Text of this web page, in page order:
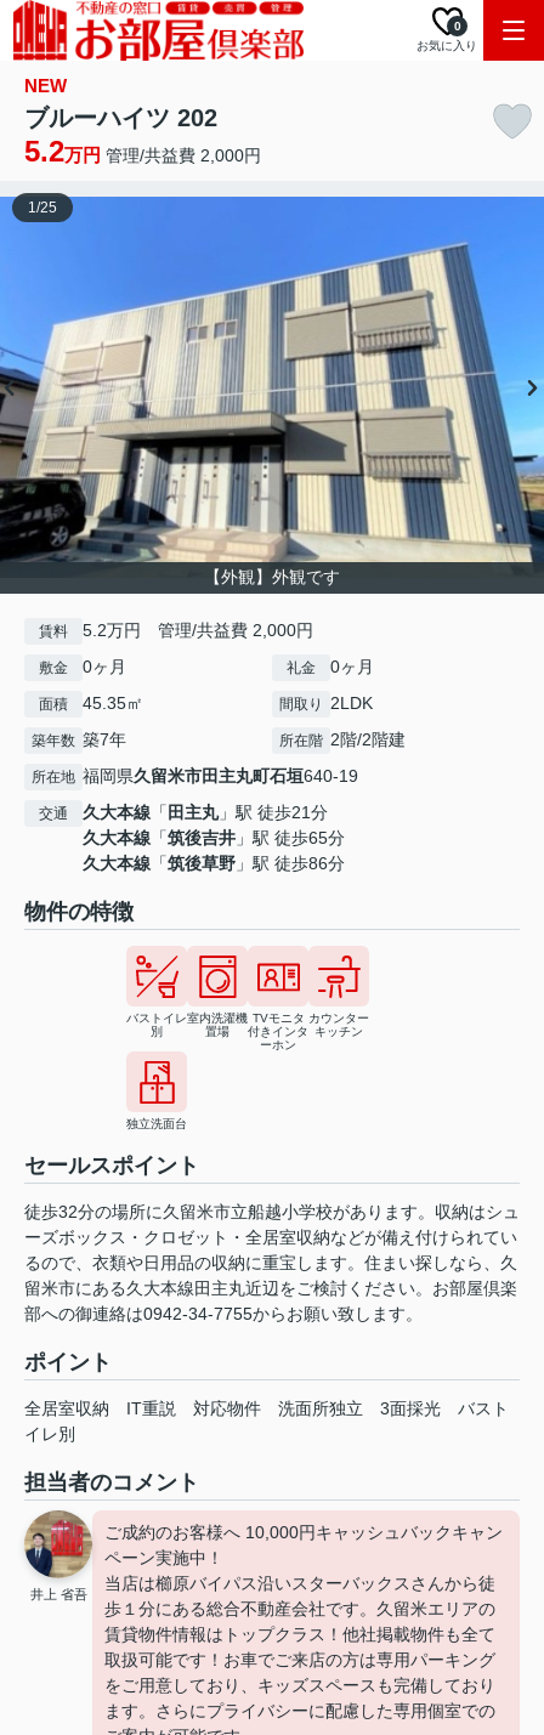
お気に入り
0
NEW
ブルーハイツ 202
5.2万円 管理/共益費 2,000円
【外観】外観です
1/25
賃料 5.2万円 管理/共益費 2,000円
敷金 0ヶ月 礼金 0ヶ月
面積 45.35㎡ 間取り 2LDK
築年数 築7年 所在階 2階/2階建
所在地 福岡県久留米市田主丸町石垣640-19
交通 久大本線 「 田主丸」駅 徒歩21分
久大本線 「筑後吉井 」駅 徒歩65分
久大本線 「筑後草野 」駅 徒歩86分
物件の特徴
バストイレ
別
室内洗濯機
置場
TVモニタ
付きインタ
ーホン
カウンター
キッチン
独立洗面台
セールスポイント
徒歩32分の場所に久留米市立船越小学校があります。収納はシュ
ーズボックス・クロゼット・全居室収納などが備え付けられてい
るので、衣類や日用品の収納に重宝します。住まい探しなら、久
留米市にある久大本線田主丸近辺をご検討ください。お部屋倶楽
部への御連絡は0942-34-7755からお願い致します。
ポイント
全居室収納 IT重説 対応物件 洗面所独立 3面採光
バスト
イレ別
担当者のコメント
井上 省吾
ご成約のお客様へ 10,000円キャッシュバックキャン
ペーン実施中！
当店は櫛原バイパス沿いスターバックスさんから徒
歩１分にある総合不動産会社です。久留米エリアの
賃貸物件情報はトップクラス！他社掲載物件も全て
取扱可能です！お車でご来店の方は専用パーキング
をご用意しており、キッズスペースも完備しており
ます。さらにプライバシーに配慮した専用個室での